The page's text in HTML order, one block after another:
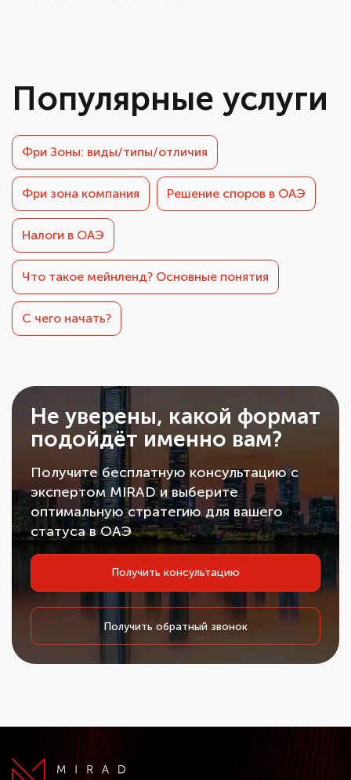
Популярные услуги
Фри Зоны: виды/типы/отличия
Фри зона компания Решение споров в ОАЭ
Налоги в ОАЭ
Что такое мейнленд? Основные понятия
С чего начать?
Не уверены, какой формат
подойдёт именно вам?
Получите бесплатную консультацию с
экспертом MIRAD и выберите
оптимальную стратегию для вашего
статуса в ОАЭ
Получить консультацию
Получить обратный звонок